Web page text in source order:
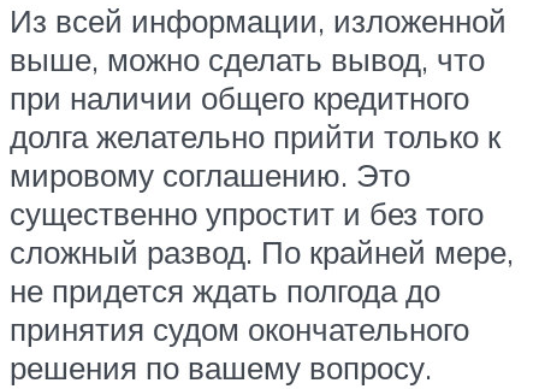
Из всей информации, изложенной
выше, можно сделать вывод, что
при наличии общего кредитного
долга желательно прийти только к
мировому соглашению. Это
существенно упростит и без того
сложный развод. По крайней мере,
не придется ждать полгода до
принятия судом окончательного
решения по вашему вопросу.